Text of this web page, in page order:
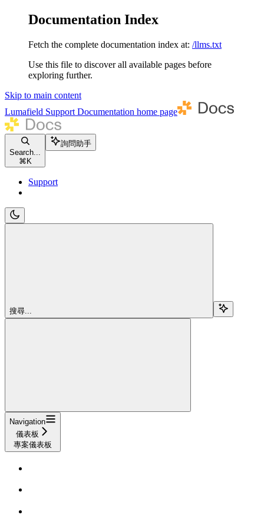
Documentation Index
Fetch the complete documentation index at: /llms.txt
Use this file to discover all available pages before
exploring further.
Skip to main content
Lumafield Support Documentation home page
Search...
⌘ K
詢問助手
Support
搜尋...
Navigation
儀表板
專案儀表板